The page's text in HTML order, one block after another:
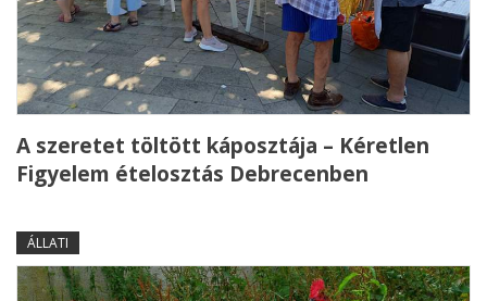
A szeretet töltött káposztája – Kéretlen
Figyelem ételosztás Debrecenben
ÁLLATI